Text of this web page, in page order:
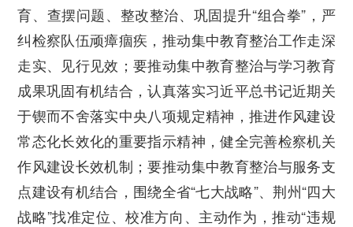
育、查摆问题、整改整治、巩固提升“组合拳”，严
纠检察队伍顽瘴痼疾，推动集中教育整治工作走深
走实、见行见效；要推动集中教育整治与学习教育
成果巩固有机结合，认真落实习近平总书记近期关
于锲而不舍落实中央八项规定精神，推进作风建设
常态化长效化的重要指示精神，健全完善检察机关
作风建设长效机制；要推动集中教育整治与服务支
点建设有机结合，围绕全省“七大战略”、荆州“四大
战略”找准定位、校准方向、主动作为，推动“违规